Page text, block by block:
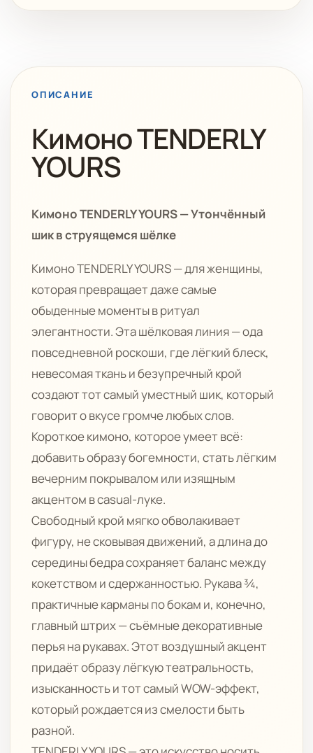
ОПИСАНИЕ
Кимоно TENDERLY
YOURS
Кимоно TENDERLY YOURS — Утончённый
шик в струящемся шёлке
Кимоно TENDERLY YOURS — для женщины,
которая превращает даже самые
обыденные моменты в ритуал
элегантности. Эта шёлковая линия — ода
повседневной роскоши, где лёгкий блеск,
невесомая ткань и безупречный крой
создают тот самый уместный шик, который
говорит о вкусе громче любых слов.
Короткое кимоно, которое умеет всё:
добавить образу богемности, стать лёгким
вечерним покрывалом или изящным
акцентом в casual-луке.
Свободный крой мягко обволакивает
фигуру, не сковывая движений, а длина до
середины бедра сохраняет баланс между
кокетством и сдержанностью. Рукава ¾,
практичные карманы по бокам и, конечно,
главный штрих — съёмные декоративные
перья на рукавах. Этот воздушный акцент
придаёт образу лёгкую театральность,
изысканность и тот самый WOW-эффект,
который рождается из смелости быть
разной.